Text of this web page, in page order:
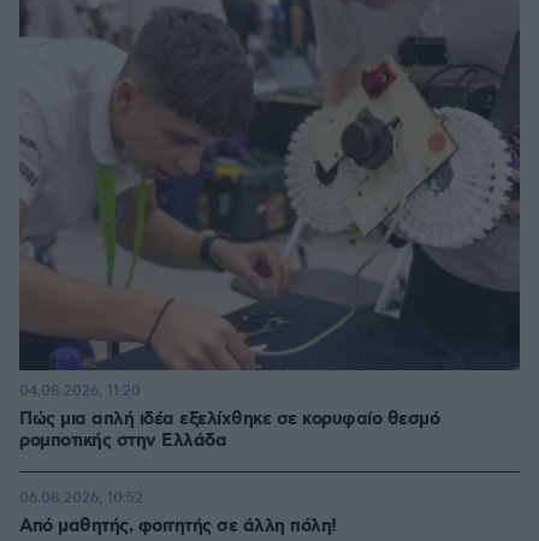
Πώς μια απλή ιδέα εξελίχθηκε σε κορυφαίο θεσμό
ρομποτικής στην Ελλάδα
04.08.2026, 11:20
Από μαθητής, φοιτητής σε άλλη πόλη!
06.08.2026, 10:52